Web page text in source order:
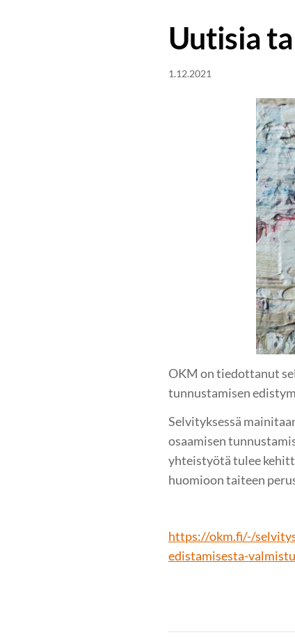
Uutisia
1.12.2021
OKM on tiedottanut
tunnustamisen
Selvityksessä
osaamisen
yhteistyötä tulee
huomioon taiteen
https://okm.fi/-/
edistamisesta-